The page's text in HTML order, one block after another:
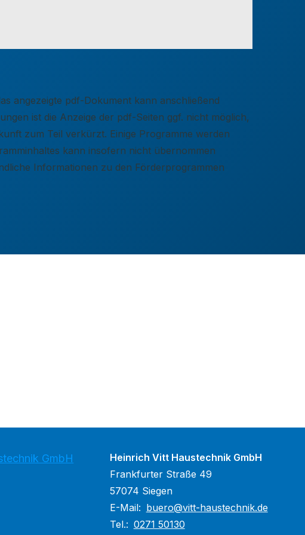
angezeigte pdf-Dokument kann anschließend
ist die Anzeige der pdf-Seiten ggf. nicht möglich,
zum Teil verkürzt. Einige Programme werden
kann insofern nicht übernommen
Informationen zu den Förderprogrammen
GmbH
Heinrich Vitt Haustechnik GmbH
Frankfurter Straße 49
57074 Siegen
E-Mail: buero@vitt-haustechnik.de
Tel.: 0271 50130